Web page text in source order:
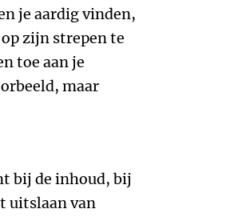
je aardig vinden,
zijn strepen te
toe aan je
maar
bij de inhoud, bij
uitslaan van